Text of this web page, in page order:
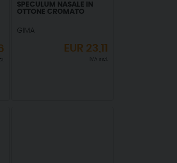
SPECULUM NASALE IN
OTTONE CROMATO
GIMA
EUR 23,11
IVA incl.